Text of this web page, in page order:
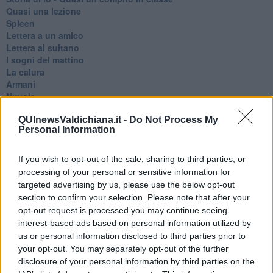
QUInewsValdichiana.it - Do Not Process My
Personal Information
If you wish to opt-out of the sale, sharing to third parties, or
processing of your personal or sensitive information for
targeted advertising by us, please use the below opt-out
section to confirm your selection. Please note that after your
opt-out request is processed you may continue seeing
interest-based ads based on personal information utilized by
us or personal information disclosed to third parties prior to
your opt-out. You may separately opt-out of the further
disclosure of your personal information by third parties on the
Quasi una lezione
Spleen
Lettera a un amico
Lettera al sultano
I sogni del mattino
La calura
Armani
Nuvole
Album
Tristezza
La scadenza
Passo a due
Vivere
Prima di andare via
Triage
Persona
Relitti
Lucio
PRIMO
Sogni & incubi